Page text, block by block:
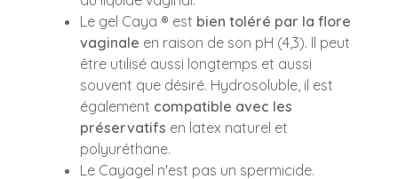
Le gel Caya ® est bien toléré par la flore
vaginale en raison de son pH (4,3). Il peut
être utilisé aussi longtemps et aussi
souvent que désiré. Hydrosoluble, il est
également compatible avec les
préservatifs en latex naturel et
polyuréthane.
Le Cayagel n'est pas un spermicide.